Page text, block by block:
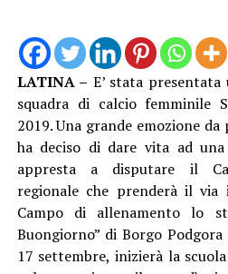
LATINA – E’ stata
squadra di calcio femminile
2019. Una grande emozione
ha deciso di dare vita ad
appresta a disputare il
regionale che prenderà il
Campo di allenamento lo
Buongiorno” di Borgo
17 settembre, inizierà la